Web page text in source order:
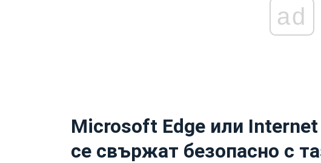
ad
Microsoft Edge или
се свържат безопасно с